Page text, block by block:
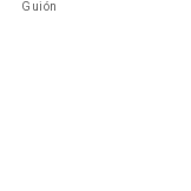
Guión